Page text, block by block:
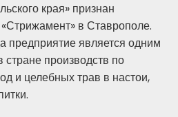
края» признан
в Ставрополе.
предприятие является одним
производств по
и целебных трав в настои,